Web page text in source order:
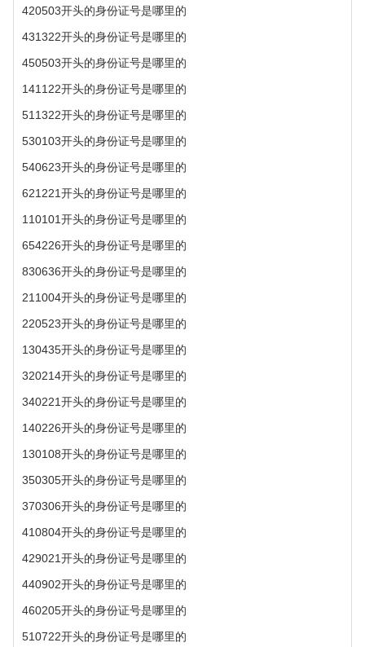
420503开头的身份证号是哪里的
431322开头的身份证号是哪里的
450503开头的身份证号是哪里的
141122开头的身份证号是哪里的
511322开头的身份证号是哪里的
530103开头的身份证号是哪里的
540623开头的身份证号是哪里的
621221开头的身份证号是哪里的
110101开头的身份证号是哪里的
654226开头的身份证号是哪里的
830636开头的身份证号是哪里的
211004开头的身份证号是哪里的
220523开头的身份证号是哪里的
130435开头的身份证号是哪里的
320214开头的身份证号是哪里的
340221开头的身份证号是哪里的
140226开头的身份证号是哪里的
130108开头的身份证号是哪里的
350305开头的身份证号是哪里的
370306开头的身份证号是哪里的
410804开头的身份证号是哪里的
429021开头的身份证号是哪里的
440902开头的身份证号是哪里的
460205开头的身份证号是哪里的
510722开头的身份证号是哪里的